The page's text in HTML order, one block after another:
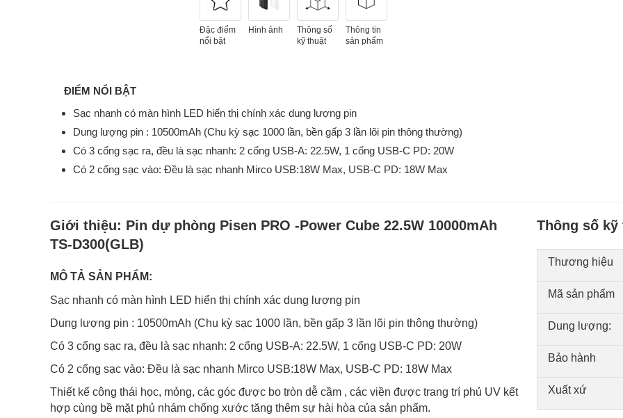
Đặc điểm
nổi bật
Hình ảnh
Thông số
kỹ thuật
Thông tin
sản phẩm
ĐIỂM NỔI BẬT
Sạc nhanh có màn hình LED hiển thị chính xác dung lượng pin
Dung lượng pin : 10500mAh (Chu kỳ sạc 1000 lần, bền gấp 3 lần lõi pin thông thường)
Có 3 cổng sạc ra, đều là sạc nhanh: 2 cổng USB-A: 22.5W, 1 cổng USB-C PD: 20W
Có 2 cổng sạc vào: Đều là sạc nhanh Mirco USB:18W Max, USB-C PD: 18W Max
Giới thiệu: Pin dự phòng Pisen PRO -Power Cube 22.5W 10000mAh
TS-D300(GLB)
MÔ TẢ SẢN PHẨM:
Sạc nhanh có màn hình LED hiển thị chính xác dung lượng pin
Dung lượng pin : 10500mAh (Chu kỳ sạc 1000 lần, bền gấp 3 lần lõi pin thông thường)
Có 3 cổng sạc ra, đều là sạc nhanh: 2 cổng USB-A: 22.5W, 1 cổng USB-C PD: 20W
Có 2 cổng sạc vào: Đều là sạc nhanh Mirco USB:18W Max, USB-C PD: 18W Max
Thiết kế công thái học, mỏng, các góc được bo tròn dễ cầm , các viền được trang trí phủ UV kết
hợp cùng bề mặt phủ nhám chống xước tăng thêm sự hài hòa của sản phẩm.
Thông số kỹ
Thương hiệu
Mã sản phẩm
Dung lượng:
Bảo hành
Xuất xứ